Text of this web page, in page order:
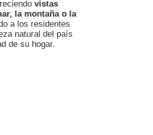
vistas
la montaña o la
a los residentes
natural del país
de su hogar.